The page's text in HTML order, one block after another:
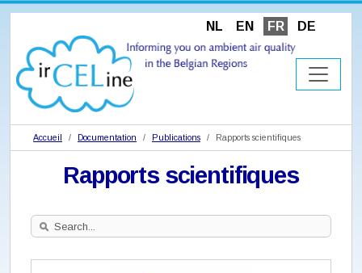
NL EN FR DE
Accueil Documentation Publications Rapports scientifiques
Rapports scientifiques
Search
Site